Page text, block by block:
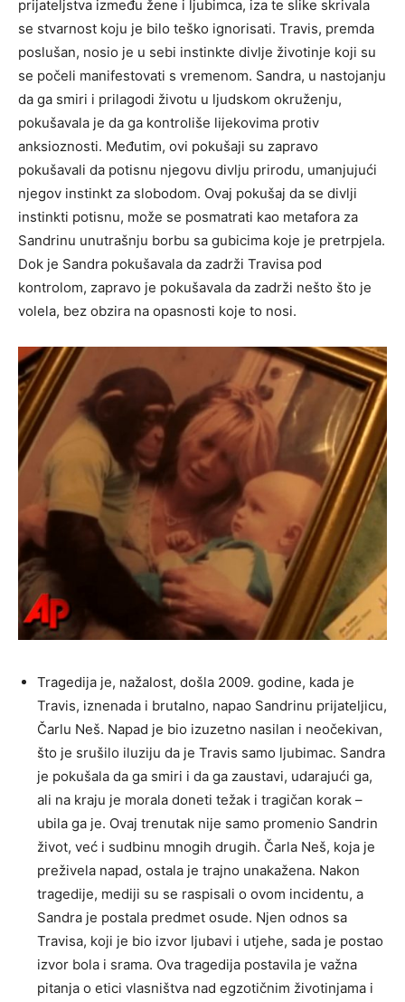
prijateljstva između žene i ljubimca, iza te slike skrivala
se stvarnost koju je bilo teško ignorisati. Travis, premda
poslušan, nosio je u sebi instinkte divlje životinje koji su
se počeli manifestovati s vremenom. Sandra, u nastojanju
da ga smiri i prilagodi životu u ljudskom okruženju,
pokušavala je da ga kontroliše lijekovima protiv
anksioznosti. Međutim, ovi pokušaji su zapravo
pokušavali da potisnu njegovu divlju prirodu, umanjujući
njegov instinkt za slobodom. Ovaj pokušaj da se divlji
instinkti potisnu, može se posmatrati kao metafora za
Sandrinu unutrašnju borbu sa gubicima koje je pretrpjela.
Dok je Sandra pokušavala da zadrži Travisa pod
kontrolom, zapravo je pokušavala da zadrži nešto što je
volela, bez obzira na opasnosti koje to nosi.
Tragedija je, nažalost, došla 2009. godine, kada je
Travis, iznenada i brutalno, napao Sandrinu prijateljicu,
Čarlu Neš. Napad je bio izuzetno nasilan i neočekivan,
što je srušilo iluziju da je Travis samo ljubimac. Sandra
je pokušala da ga smiri i da ga zaustavi, udarajući ga,
ali na kraju je morala doneti težak i tragičan korak –
ubila ga je. Ovaj trenutak nije samo promenio Sandrin
život, već i sudbinu mnogih drugih. Čarla Neš, koja je
preživela napad, ostala je trajno unakažena. Nakon
tragedije, mediji su se raspisali o ovom incidentu, a
Sandra je postala predmet osude. Njen odnos sa
Travisa, koji je bio izvor ljubavi i utjehe, sada je postao
izvor bola i srama. Ova tragedija postavila je važna
pitanja o etici vlasništva nad egzotičnim životinjama i